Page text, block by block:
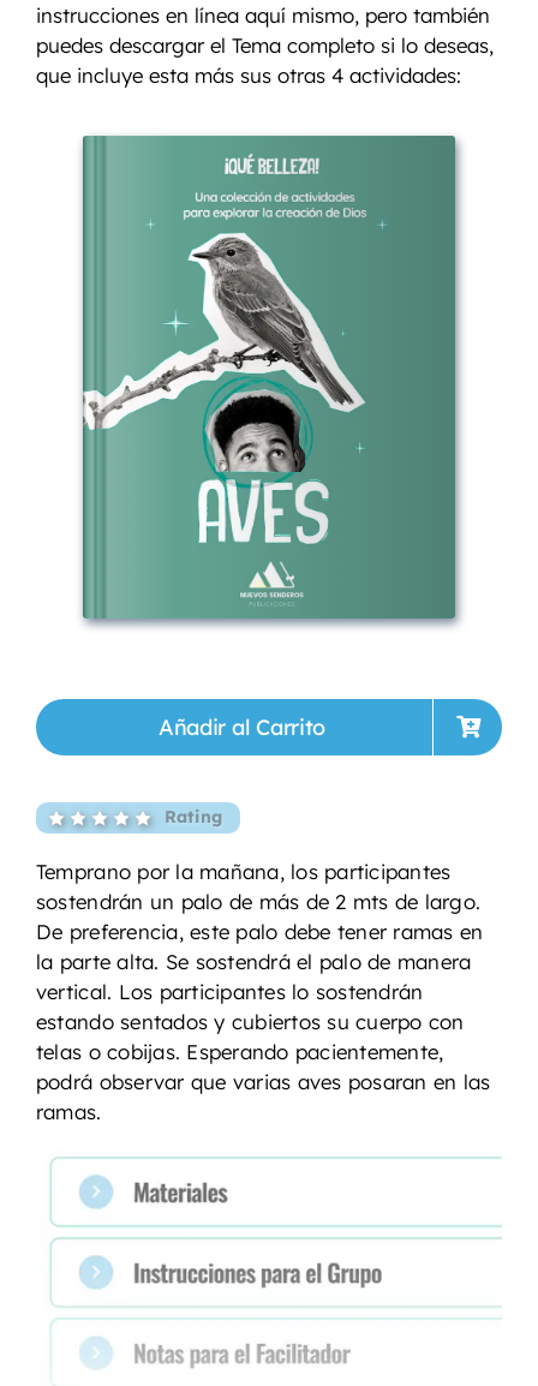
instrucciones en línea aquí mismo, pero también
puedes descargar el Tema completo si lo deseas,
que incluye esta más sus otras 4 actividades:
Añadir al Carrito
Rating
Temprano por la mañana, los participantes
sostendrán un palo de más de 2 mts de largo.
De preferencia, este palo debe tener ramas en
la parte alta. Se sostendrá el palo de manera
vertical. Los participantes lo sostendrán
estando sentados y cubiertos su cuerpo con
telas o cobijas. Esperando pacientemente,
podrá observar que varias aves posaran en las
ramas.